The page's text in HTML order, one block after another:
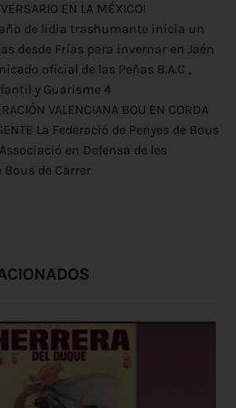
EN LA MÉXICO!
de lidia trashumante inicia un
desde Frías para invernar en Jaén
oficial de las Peñas B.A.C ,
y Guarisme 4
VALENCIANA BOU EN CORDA
La Federació de Penyes de Bous
en Defensa de les
de Carrer